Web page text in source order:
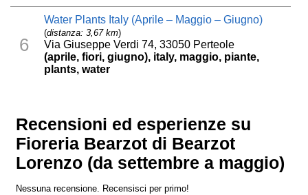
6
Water Plants Italy (Aprile – Maggio – Giugno)
(distanza: 3,67 km)
Via Giuseppe Verdi 74, 33050 Perteole
(aprile, fiori, giugno), italy, maggio, piante,
plants, water
Recensioni ed esperienze su
Fioreria Bearzot di Bearzot
Lorenzo (da settembre a maggio)
Nessuna recensione. Recensisci per primo!